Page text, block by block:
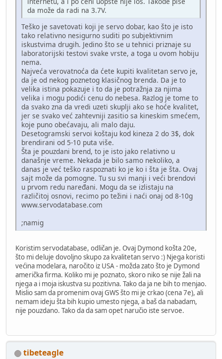
da može da radi na 3.7V.
Teško je savetovati koji je servo dobar, kao što je isto
tako relativno nesigurno suditi po subjektivnim
iskustvima drugih. Jedino što se u tehnici priznaje su
laboratorijski testovi svake vrste, a toga u ovom hobiju
nema.
Najveća verovatnoća da ćete kupiti kvalitetan servo je,
da je od nekog poznetog klasičnog brenda. Da je to
velika istina pokazuje i to da je potražnja za njima
velika i mogu podići cenu do nebesa. Razlog je tome to
da svako zna da vredi uzeti skuplji ako se hoće kvalitet,
jer se svako već zahtevniji zasitio sa kineskim smećem,
koje puno obećavaju, ali malo daju.
Desetogramski servoi koštaju kod kineza 2 do 3$, dok
brendirani od 5-10 puta više.
Šta je pouzdani brend, to je isto jako relativno u
današnje vreme. Nekada je bilo samo nekoliko, a
danas je već teško raspoznati ko je ko i šta je šta. Ovaj
sajt može da pomogne. Tu su svi manji i veći brendovi
u prvom redu naređani. Mogu da se izlistaju na
različitoj osnovi, recimo po težini i naći onaj od 8-10g
www.servodatabase.com
;namig
Koristim servodatabase, odličan je. Ovaj Dymond košta 20e,
što mi deluje dovoljno skupo za kvalitetan servo :) Njega koristi
većina modelara, naročito iz USA - možda zato što je Dymond
američka firma. Koliko mi je poznato, skoro niko se nije žali na
njega a i moja iskustva su pozitivna. Tako da ja ne bih to menjao.
Mislio sam da promenim ovaj GWS što mi je crkao (cena 7e), ali
nemam ideju šta bih kupio umesto njega, a baš da nabadam,
nije pouzdano. Tako da da sam opet naručio iste servoe.
tibeteagle